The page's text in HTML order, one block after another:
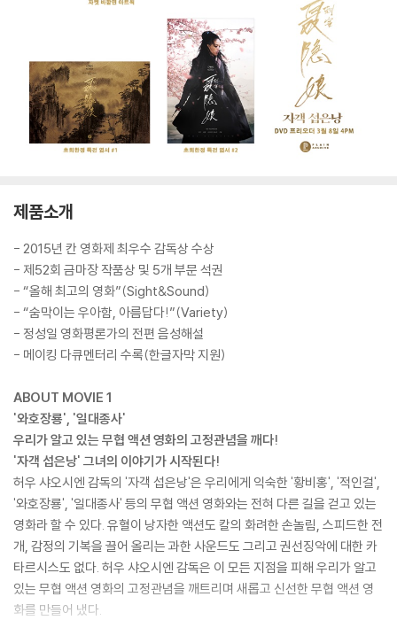
제품소개
- 2015년 칸 영화제 최우수 감독상 수상
- 제52회 금마장 작품상 및 5개 부문 석권
- “올해 최고의 영화”(Sight&Sound)
- “숨막이는 우아함, 아름답다!”(Variety)
- 정성일 영화평론가의 전편 음성해설
- 메이킹 다큐멘터리 수록(한글자막 지원)
ABOUT MOVIE 1
'와호장룡', '일대종사'
우리가 알고 있는 무협 액션 영화의 고정관념을 깨다!
'자객 섭은낭' 그녀의 이야기가 시작된다!
허우 샤오시엔 감독의 '자객 섭은낭'은 우리에게 익숙한 '황비홍', '적인걸',
'와호장룡', '일대종사' 등의 무협 액션 영화와는 전혀 다른 길을 걷고 있는
영화라 할 수 있다. 유혈이 낭자한 액션도 칼의 화려한 손놀림, 스피드한 전
개, 감정의 기복을 끌어 올리는 과한 사운드도 그리고 권선징악에 대한 카
타르시스도 없다. 허우 샤오시엔 감독은 이 모든 지점을 피해 우리가 알고
있는 무협 액션 영화의 고정관념을 깨트리며 새롭고 신선한 무협 액션 영
화를 만들어 냈다.